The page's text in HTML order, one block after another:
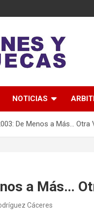
NOTICIAS
De Menos a Más… Otra
a Más…
Cáceres